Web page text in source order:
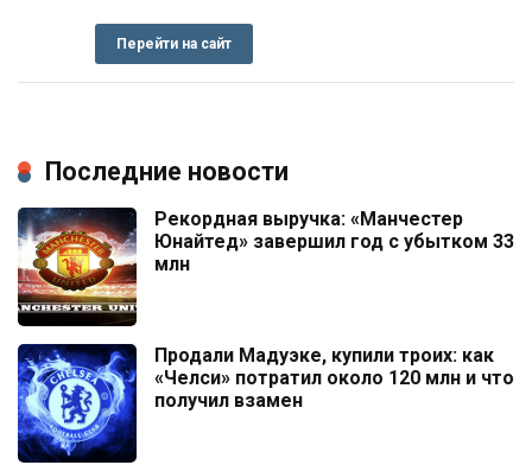
Перейти на сайт
Последние новости
Рекордная выручка: «Манчестер
Юнайтед» завершил год с убытком 33
млн
Продали Мадуэке, купили троих: как
«Челси» потратил около 120 млн и что
получил взамен